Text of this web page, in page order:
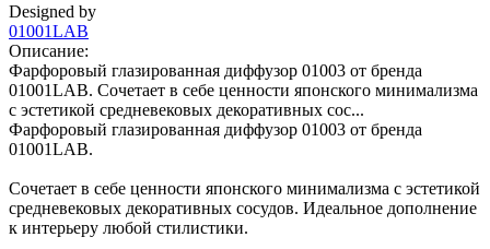
Designed by
01001LAB
Описание:
Фарфоровый глазированная диффузор 01003 от бренда
01001LAB. Сочетает в себе ценности японского минимализма
с эстетикой средневековых декоративных сос...
Фарфоровый глазированная диффузор 01003 от бренда
01001LAB.
Сочетает в себе ценности японского минимализма с эстетикой
средневековых декоративных сосудов. Идеальное дополнение
к интерьеру любой стилистики.